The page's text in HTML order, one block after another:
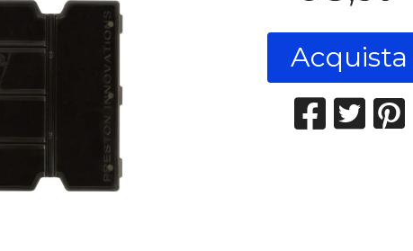
Acquista